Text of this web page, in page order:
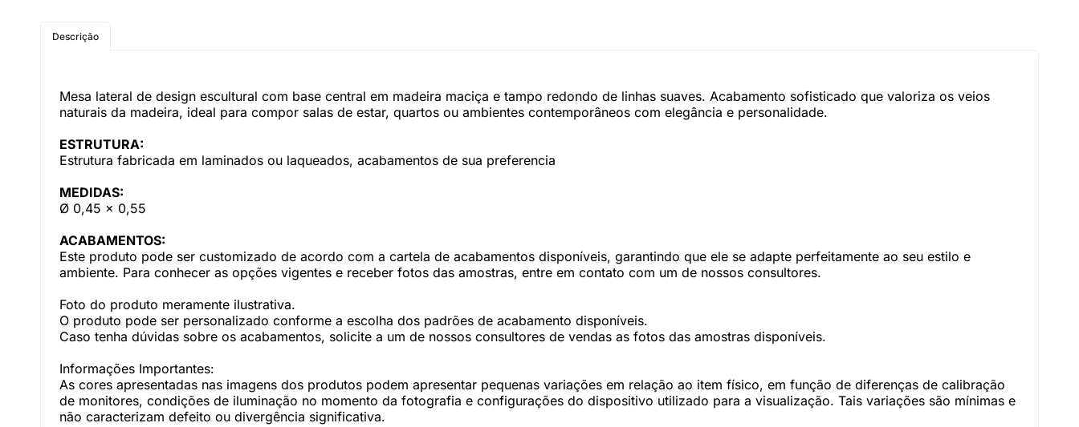
Descrição
Mesa lateral de design escultural com base central em madeira maciça e tampo redondo de linhas suaves. Acabamento sofisticado que valoriza os veios
naturais da madeira, ideal para compor salas de estar, quartos ou ambientes contemporâneos com elegância e personalidade.
ESTRUTURA:
Estrutura fabricada em laminados ou laqueados, acabamentos de sua preferencia
MEDIDAS:
Ø 0,45 x 0,55
ACABAMENTOS:
Este produto pode ser customizado de acordo com a cartela de acabamentos disponíveis, garantindo que ele se adapte perfeitamente ao seu estilo e
ambiente. Para conhecer as opções vigentes e receber fotos das amostras, entre em contato com um de nossos consultores.
Foto do produto meramente ilustrativa.
O produto pode ser personalizado conforme a escolha dos padrões de acabamento disponíveis.
Caso tenha dúvidas sobre os acabamentos, solicite a um de nossos consultores de vendas as fotos das amostras disponíveis.
Informações Importantes:
As cores apresentadas nas imagens dos produtos podem apresentar pequenas variações em relação ao item físico, em função de diferenças de calibração
de monitores, condições de iluminação no momento da fotografia e configurações do dispositivo utilizado para a visualização. Tais variações são mínimas e
não caracterizam defeito ou divergência significativa.